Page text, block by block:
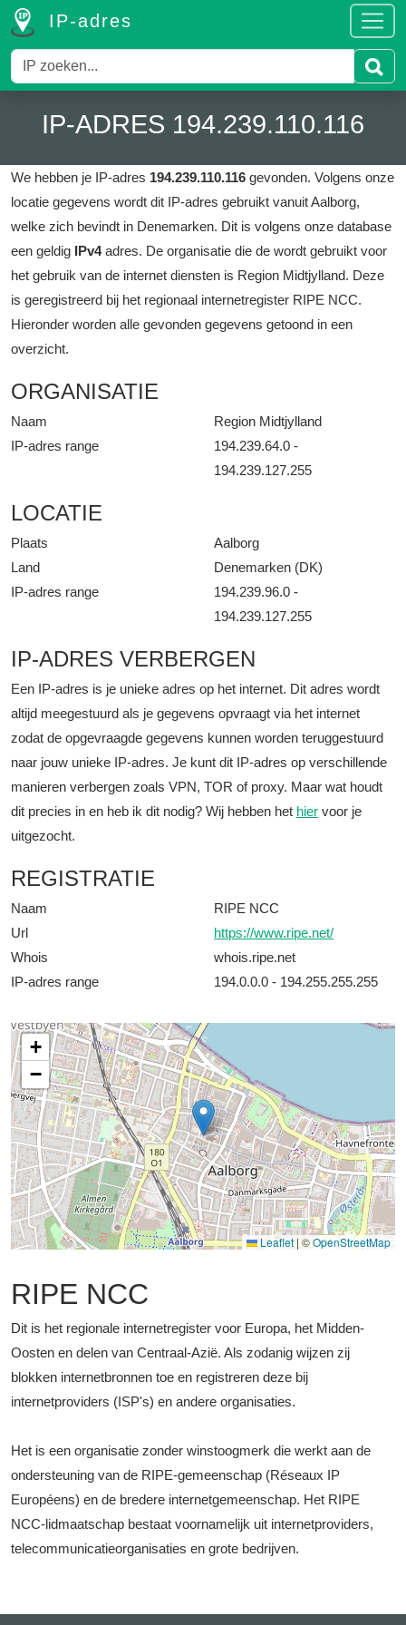
IP-adres
IP-ADRES 194.239.110.116
We hebben je IP-adres 194.239.110.116 gevonden. Volgens onze
locatie gegevens wordt dit IP-adres gebruikt vanuit Aalborg,
welke zich bevindt in Denemarken. Dit is volgens onze database
een geldig IPv4adres. De organisatie die de wordt gebruikt voor
het gebruik van de internet diensten is Region Midtjylland. Deze
is geregistreerd bij het regionaal internetregister RIPE NCC.
Hieronder worden alle gevonden gegevens getoond in een
overzicht.
ORGANISATIE
Naam
Region Midtjylland
IP-adres range
194.239.64.0 -
194.239.127.255
LOCATIE
Plaats
Aalborg
Land
Denemarken (DK)
IP-adres range
194.239.96.0 -
194.239.127.255
IP-ADRES VERBERGEN
Een IP-adres is je unieke adres op het internet. Dit adres wordt
altijd meegestuurd als je gegevens opvraagt via het internet
zodat de opgevraagde gegevens kunnen worden teruggestuurd
naar jouw unieke IP-adres. Je kunt dit IP-adres op verschillende
manieren verbergen zoals VPN, TOR of proxy. Maar wat houdt
dit precies in en heb ik dit nodig? Wij hebben het hier voor je
uitgezocht.
REGISTRATIE
Naam
RIPE NCC
Url
https://www.ripe.net/
Whois
whois.ripe.net
IP-adres range
194.0.0.0 - 194.255.255.255
+
−
Leaflet | ©OpenStreetMap
RIPE NCC
Dit is het regionale internetregister voor Europa, het Midden-
Oosten en delen van Centraal-Azië. Als zodanig wijzen zij
blokken internetbronnen toe en registreren deze bij
internetproviders (ISP's) en andere organisaties.
Het is een organisatie zonder winstoogmerk die werkt aan de
ondersteuning van de RIPE-gemeenschap (Réseaux IP
Européens) en de bredere internetgemeenschap. Het RIPE
NCC-lidmaatschap bestaat voornamelijk uit internetproviders,
telecommunicatieorganisaties en grote bedrijven.